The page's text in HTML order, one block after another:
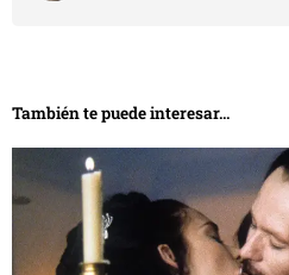
También te puede interesar...